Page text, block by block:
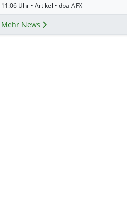
11:06 Uhr • Artikel • dpa-AFX
Mehr News